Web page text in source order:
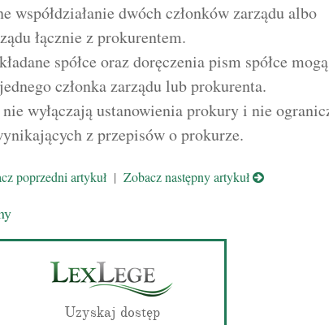
współdziałanie dwóch członków zarządu albo
łącznie z prokurentem.
spółce oraz doręczenia pism spółce
członka zarządu lub prokurenta.
wyłączają ustanowienia prokury i nie
z przepisów o prokurze.
poprzedni artykuł| Zobacz następny artykuł
Uzyskaj dostęp